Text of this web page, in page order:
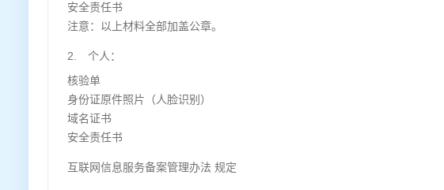
安全责任书
注意：以上材料全部加盖公章。
2. 个人：
核验单
身份证原件照片（人脸识别）
域名证书
安全责任书
互联网信息服务备案管理办法 规定